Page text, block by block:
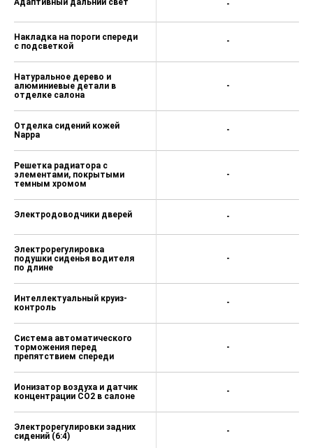
Накладка на пороги спереди
с подсветкой
Натуральное дерево и
алюминиевые детали в
отделке салона
Отделка сидений кожей
Nappa
Решетка радиатора с
элементами, покрытыми
темным хромом
Электродоводчики дверей
Электрорегулировка
подушки сиденья водителя
по длине
Интеллектуальный круиз-
контроль
Система автоматического
торможения перед
препятствием спереди
Ионизатор воздуха и датчик
концентрации CO2 в салоне
Электрорегулировки задних
сидений (6:4)
-
-
-
-
-
-
-
-
-
-
-